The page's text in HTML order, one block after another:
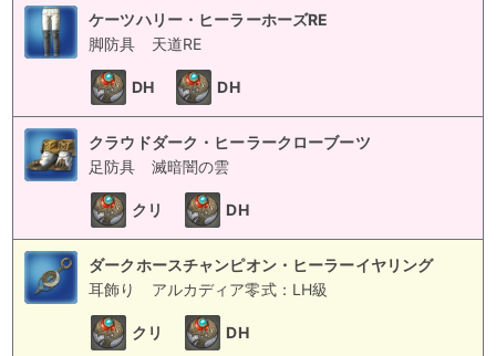
ケーツハリー・ヒーラーホーズRE
脚防具
天道RE
DH DH
クラウドダーク・ヒーラークローブーツ
足防具
滅暗闇の雲
クリ DH
ダークホースチャンピオン・ヒーラーイヤリング
耳飾り
アルカディア零式：LH級
クリ DH